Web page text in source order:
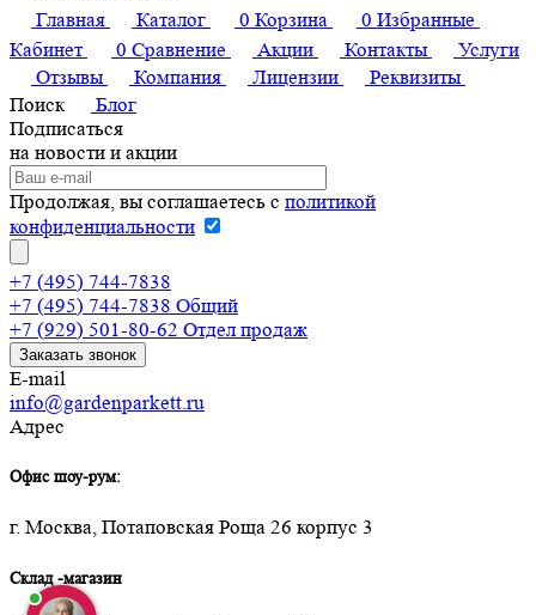
Главная
Каталог 0 Корзина 0 Избранные
Кабинет
0 Сравнение Акции Контакты
Услуги
Отзывы
Компания Лицензии
Реквизиты
Поиск
Блог
Подписаться
на новости и акции
Продолжая, вы соглашаетесь с политикой
конфиденциальности
+7 (495) 744-7838
+7 (495) 744-7838 Общий
+7 (929) 501-80-62 Отдел продаж
Заказать звонок
E-mail
info@gardenparkett.ru
Адрес
Офис шоу-рум:
г. Москва, Потаповская Роща 26 корпус 3
Склад -магазин